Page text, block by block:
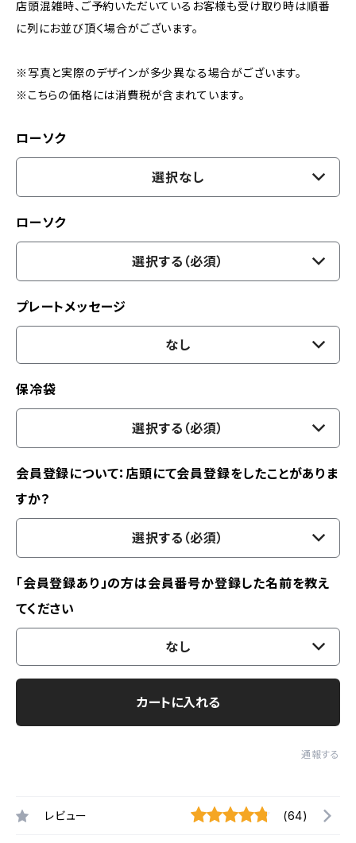
店頭混雑時、ご予約いただいているお客様も受け取り時は順番
に列にお並び頂く場合がございます。
※写真と実際のデザインが多少異なる場合がございます。
※こちらの価格には消費税が含まれています。
ローソク
選択なし
ローソク
選択する（必須）
プレートメッセージ
なし
保冷袋
選択する（必須）
会員登録について：店頭にて会員登録をしたことがありま
すか？
選択する（必須）
「会員登録あり」の方は会員番号か登録した名前を教え
てください
なし
カートに入れる
通報する
レビュー (64)